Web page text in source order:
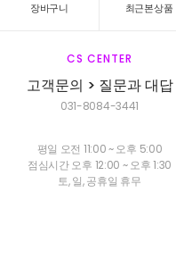
장바구니 최근본상품
CS CENTER
고객문의 > 질문과 대답
031-8084-3441
평일 오전 11:00 ~ 오후 5:00
점심시간 오후 12:00 ~ 오후 1:30
토, 일, 공휴일 휴무